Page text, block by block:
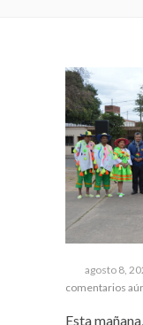
agosto 8,
comentarios
Esta